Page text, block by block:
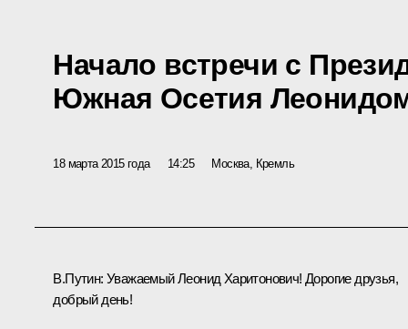
Начало встречи с
Южная Осетия
18 марта 2015 года 14:25 Москва, Кремль
В.Путин: Уважаемый Леонид Харитонович! Дорогие друзья,
добрый день!